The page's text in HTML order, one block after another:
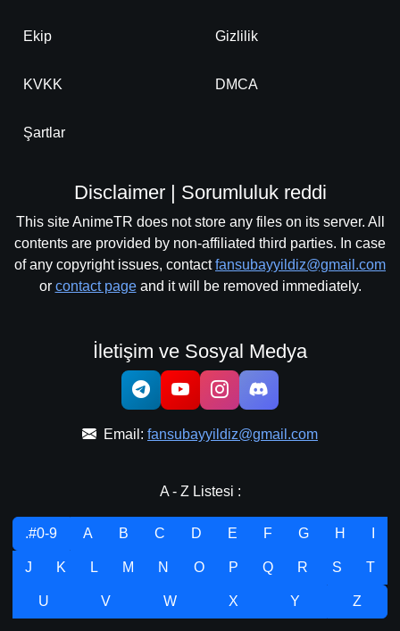
Ekip Gizlilik
KVKK DMCA
Şartlar
Disclaimer | Sorumluluk reddi
This site AnimeTR does not store any files on its server. All
contents are provided by non-affiliated third parties. In case
of any copyright issues, contactfansubayyildiz@gmail.com
or contact pageand it will be removed immediately.
İletişim ve Sosyal Medya
Email: fansubayyildiz@gmail.com
A - Z Listesi :
.#0-9 A B C D E F G H
J K L M N O P Q R S T
U V W X Y Z